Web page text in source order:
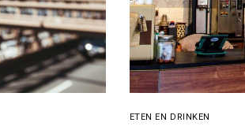
ETEN EN DRINKEN